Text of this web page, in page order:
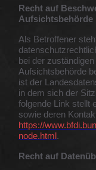
Recht auf
Aufsichtsbehörde
Als Betroffener
bei der
Aufsichtsbehörde
ist der
in dem sich der
folgende Link stellt
sowie deren
https://
node.html.
Recht auf